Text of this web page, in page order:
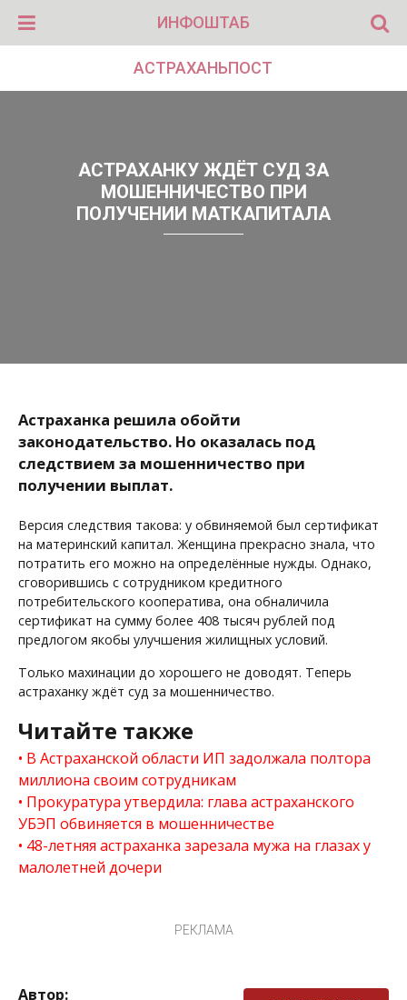
ИНФОШТАБ
АСТРАХАНЬПОСТ
АСТРАХАНКУ ЖДЁТ СУД ЗА
МОШЕННИЧЕСТВО ПРИ
ПОЛУЧЕНИИ МАТКАПИТАЛА
Астраханка решила обойти
законодательство. Но оказалась под
следствием за мошенничество при
получении выплат.
Версия следствия такова: у обвиняемой был сертификат
на материнский капитал. Женщина прекрасно знала, что
потратить его можно на определённые нужды. Однако,
сговорившись с сотрудником кредитного
потребительского кооператива, она обналичила
сертификат на сумму более 408 тысяч рублей под
предлогом якобы улучшения жилищных условий.
Только махинации до хорошего не доводят. Теперь
астраханку ждёт суд за мошенничество.
Читайте также
В Астраханской области ИП задолжала полтора
миллиона своим сотрудникам
Прокуратура утвердила: глава астраханского
УБЭП обвиняется в мошенничестве
48-летняя астраханка зарезала мужа на глазах у
малолетней дочери
РЕКЛАМА
Автор: